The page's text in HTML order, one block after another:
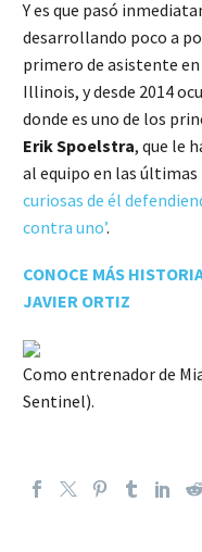
Y es que pasó
desarrollando poco a
primero de asistente
Illinois, y desde 2014
donde es uno de los
Erik Spoelstra, que le
al equipo en las últimas
curiosas de él
contra uno’.
CONOCE MÁS
JAVIER ORTIZ
Como entrenador de
Sentinel).